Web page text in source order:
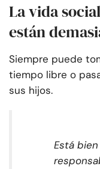
La vida
están
Siempre puede
tiempo libre o
sus hijos.
Está